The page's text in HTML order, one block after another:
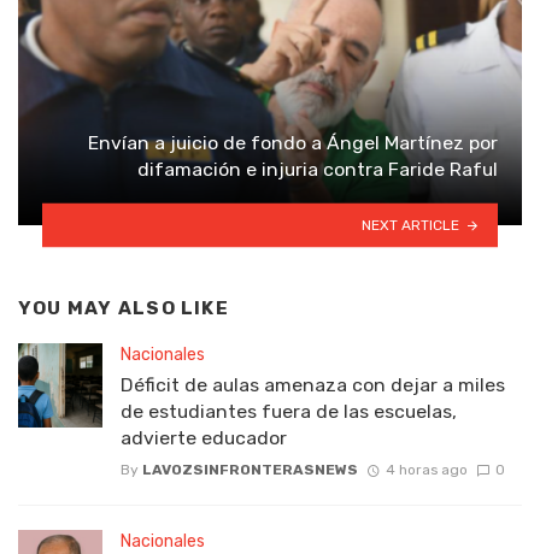
Envían a juicio de fondo a Ángel Martínez por
difamación e injuria contra Faride Raful
NEXT ARTICLE
YOU MAY ALSO LIKE
Nacionales
Déficit de aulas amenaza con dejar a miles
de estudiantes fuera de las escuelas,
advierte educador
By LAVOZSINFRONTERASNEWS 4 horas ago 0
Nacionales